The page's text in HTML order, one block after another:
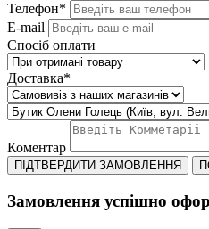
Телефон*
E-mail
Спосіб оплати
Доставка*
Коментар
ПІДТВЕРДИТИ ЗАМОВЛЕННЯ
Замовлення успішно